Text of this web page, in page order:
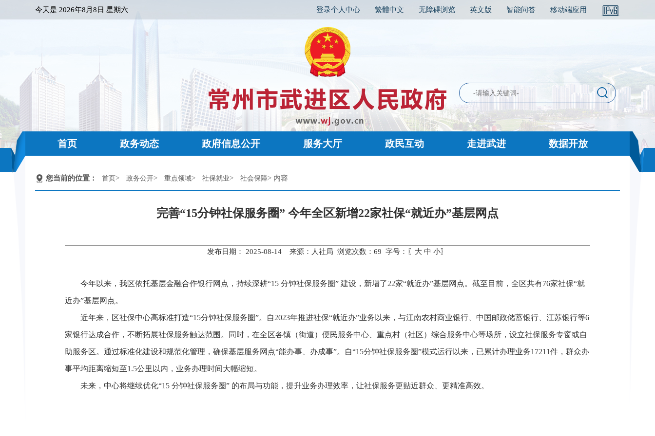
今天是 2026年8月8日 星期六 登录个人中心 繁體中文 无障碍浏览 英文版 智能问答 移动端应用
首页 政务动态 政府信息公开 服务大厅 政民互动 走进武进 数据开放
您当前的位置： 首页> 政务公开> 重点领域> 社保就业> 社会保障> 内容
完善“15分钟社保服务圈” 今年全区新增22家社保“就近办”基层网点
发布日期： 2025-08-14 来源：人社局 浏览次数： 69 字号：〖 大 中 小〗
今年以来，我区依托基层金融合作银行网点，持续深耕“15 分钟社保服务圈” 建设，新增了22家“就近办”基层网点。截至目前，全区共有76家社保“就
近办”基层网点。
近年来，区社保中心高标准打造“15分钟社保服务圈”。自2023年推进社保“就近办”业务以来，与江南农村商业银行、中国邮政储蓄银行、江苏银行等6
家银行达成合作，不断拓展社保服务触达范围。同时，在全区各镇（街道）便民服务中心、重点村（社区）综合服务中心等场所，设立社保服务专窗或自
助服务区。通过标准化建设和规范化管理，确保基层服务网点“能办事、办成事”。自“15分钟社保服务圈”模式运行以来，已累计办理业务17211件，群众办
事平均距离缩短至1.5公里以内，业务办理时间大幅缩短。
未来，中心将继续优化“15 分钟社保服务圈” 的布局与功能，提升业务办理效率，让社保服务更贴近群众、更精准高效。